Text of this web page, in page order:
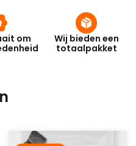
om
Wij bieden een
totaalpakket